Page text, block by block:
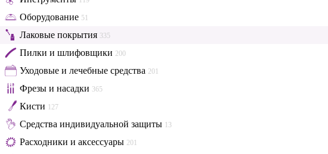
Оборудование 51
Лаковые покрытия 335
Пилки и шлифовщики 200
Уходовые и лечебные средства 201
Фрезы и насадки 365
Кисти 127
Средства индивидуальной защиты 13
Расходники и аксессуары 201